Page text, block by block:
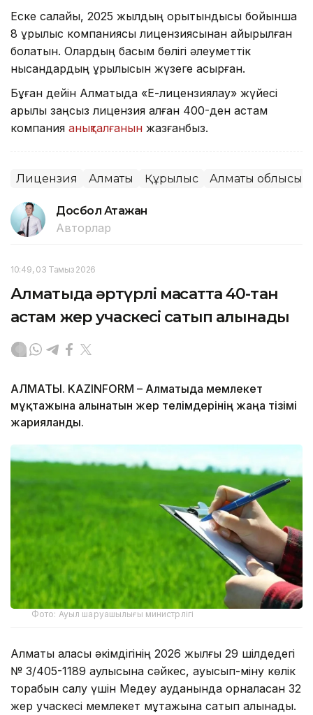
Еске салайық, 2025 жылдың қорытындысы бойынша
8 құрылыс компаниясы лицензиясынан айырылған
болатын. Олардың басым бөлігі әлеуметтік
нысандардың құрылысын жүзеге асырған.
Бұған дейін Алматыда «Е-лицензиялау» жүйесі
арқылы заңсыз лицензия алған 400-ден астам
компания анықталғанын жазғанбыз.
Лицензия Алматы Құрылыс Алматы облысы
Досбол Атажан
Авторлар
10:49, 03 Тамыз 2026
Алматыда әртүрлі мақсатта 40-тан
астам жер учаскесі сатып алынады
АЛМАТЫ. KAZINFORM – Алматыда мемлекет
мұқтажына алынатын жер телімдерінің жаңа тізімі
жарияланды.
Фото: Ауыл шаруашылығы министрлігі
Алматы қаласы әкімдігінің 2026 жылғы 29 шілдедегі
№ 3/405-1189 қаулысына сәйкес, ауысып-міну көлік
торабын салу үшін Медеу ауданында орналасқан 32
жер учаскесі мемлекет мұқтажына сатып алынады.